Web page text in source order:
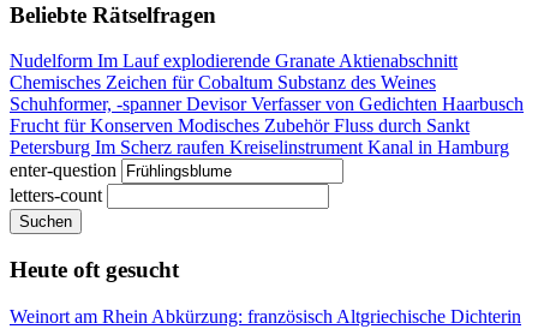
Beliebte Rätselfragen
Nudelform Im Lauf explodierende GranateAktienabschnitt
Chemisches Zeichen für Cobaltum Substanz des Weines
Schuhformer, -spannerDevisorVerfasser von Gedichten Haarbusch
Frucht für Konserven Modisches ZubehörFluss durch Sankt
Petersburg Im Scherz raufen KreiselinstrumentKanal in Hamburg
enter-question
letters-count
Suchen
Heute oft gesucht
Weinort am Rhein Abkürzung: französisch Altgriechische Dichterin